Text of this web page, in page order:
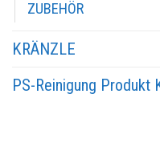
ZUBEHÖR
KRÄNZLE
PS-Reinigung Produkt